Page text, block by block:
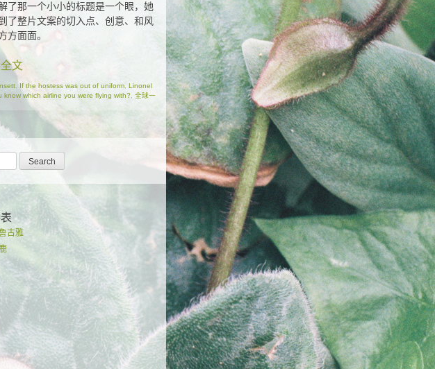
了那一个小小的标题是一个眼，她
了整片文案的切入点、创意、和风
方面面。
文
If the hostess was out of uniform Linonel
know which airline you were flying with? 全球一
古雅